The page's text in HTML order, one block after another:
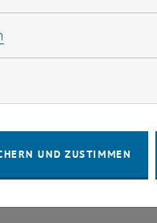
IMPRESSUM
Cookies zulassen
UND ZUSTIMMEN